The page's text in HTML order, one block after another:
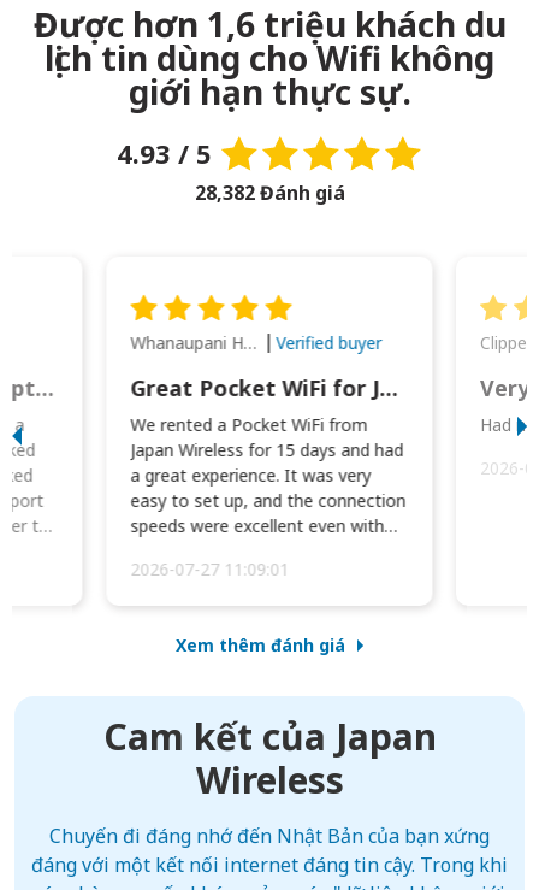
Được hơn 1,6 triệu khách du
lịch tin dùng cho Wifi không
giới hạn thực sự.
4.93 / 5
28,382 Đánh giá
This was wonderful option to a family of four. Everything worked smoothly.
a
to
Whanaupani Henry Joseph Macown Verified buyer
Great Pocket WiFi for Japan Travel
We rented a Pocket WiFi from
Japan Wireless for 15 days and had
a great experience. It was very
easy to set up, and the connection
speeds were excellent even with
2026-07-27 11:09:01
Very
Had
2026-
Xem thêm đánh giá
Cam kết của Japan
Wireless
Chuyến đi đáng nhớ đến Nhật Bản của bạn xứng
đáng với một kết nối internet đáng tin cậy. Trong khi